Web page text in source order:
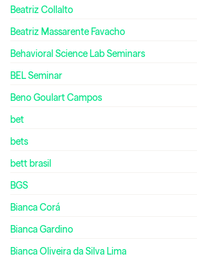
Beatriz Collalto
Beatriz Massarente Favacho
Behavioral Science Lab Seminars
BEL Seminar
Beno Goulart Campos
bet
bets
bett brasil
BGS
Bianca Corá
Bianca Gardino
Bianca Oliveira da Silva Lima